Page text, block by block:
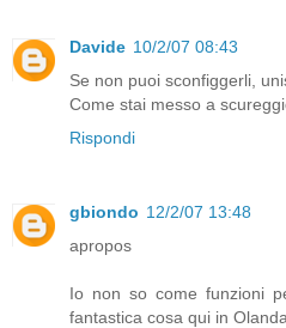
Davide 10/2/07 08:43
Se non puoi sconfiggerli,
Come stai messo a
Rispondi
gbiondo 12/2/07 13:48
apropos
Io non so come funzioni
fantastica cosa qui in Olanda.